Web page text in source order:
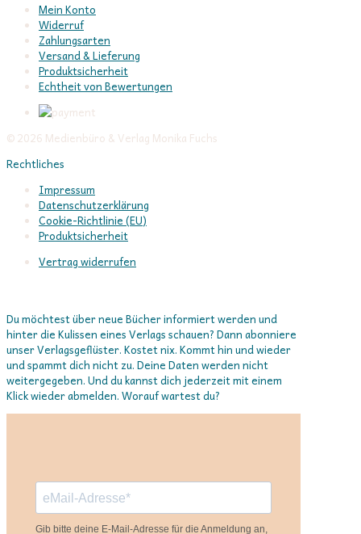
Mein Konto
Widerruf
Zahlungsarten
Versand & Lieferung
Produktsicherheit
Echtheit von Bewertungen
© 2026 Medienbüro & Verlag Monika Fuchs
Rechtliches
Impressum
Datenschutzerklärung
Cookie-Richtlinie (EU)
Produktsicherheit
Vertrag widerrufen
Du möchtest über neue Bücher informiert werden und
hinter die Kulissen eines Verlags schauen? Dann abonniere
unser Verlagsgeflüster. Kostet nix. Kommt hin und wieder
und spammt dich nicht zu. Deine Daten werden nicht
weitergegeben. Und du kannst dich jederzeit mit einem
Klick wieder abmelden. Worauf wartest du?